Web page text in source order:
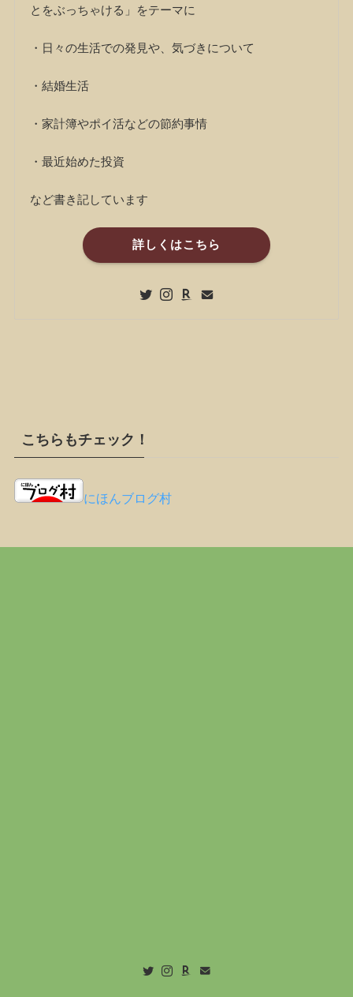
とをぶっちゃける」をテーマに
・日々の生活での発見や、気づきについて
・結婚生活
・家計簿やポイ活などの節約事情
・最近始めた投資
など書き記しています
詳しくはこちら
こちらもチェック！
にほんブログ村